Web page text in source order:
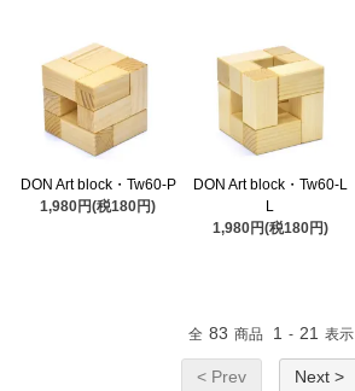
DON Art block・Tw60-P
1,980円(税180円)
DON Art block・Tw60-L
L
1,980円(税180円)
全 83 商品 1 - 21 表示
< Prev Next >